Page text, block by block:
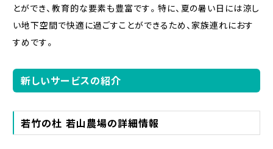
とができ、教育的な要素も豊富です。特に、夏の暑い日には涼し
い地下空間で快適に過ごすことができるため、家族連れにおす
すめです。
新しいサービスの紹介
若竹の杜 若山農場の詳細情報